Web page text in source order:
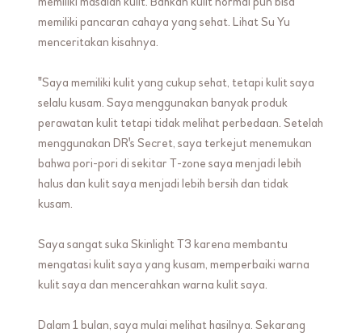
memiliki pancaran cahaya yang sehat. Lihat Su Yu
menceritakan kisahnya.
"Saya memiliki kulit yang cukup sehat, tetapi kulit saya
selalu kusam. Saya menggunakan banyak produk
perawatan kulit tetapi tidak melihat perbedaan. Setelah
menggunakan DR's Secret, saya terkejut menemukan
bahwa pori-pori di sekitar T-zone saya menjadi lebih
halus dan kulit saya menjadi lebih bersih dan tidak
kusam.
Saya sangat suka Skinlight T3 karena membantu
mengatasi kulit saya yang kusam, memperbaiki warna
kulit saya dan mencerahkan warna kulit saya.
Dalam 1 bulan, saya mulai melihat hasilnya. Sekarang